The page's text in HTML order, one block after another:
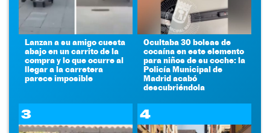
Lanzan a su amigo cuesta
abajo en un carrito de la
compra y lo que ocurre al
llegar a la carretera
parece imposible
Ocultaba 30 bolsas de
cocaína en este elemento
para niños de su coche: la
Policía Municipal de
Madrid acabó
descubriéndola
3 4